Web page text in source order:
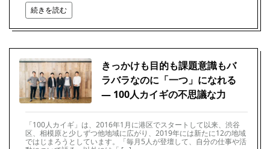
続きを読む
きっかけも目的も課題意識もバ
ラバラなのに「一つ」になれる
― 100人カイギの不思議な力
「100人カイギ」は、2016年1月に港区でスタートして以来、渋谷
区、相模原と少しずつ他地域に広がり、2019年には新たに12の地域
ではじまろうとしています。「毎月5人が登壇して、自分の仕事や活